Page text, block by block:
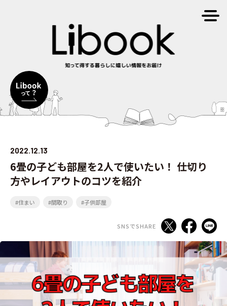
2022.12.13
6畳の子ども部屋を2人で使いたい！ 仕切り
方やレイアウトのコツを紹介
#住まい #間取り #子供部屋
SNSでSHARE